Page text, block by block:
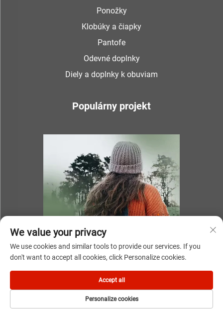
Ponožky
Klobúky a čiapky
Pantofe
Odevné doplnky
Diely a doplnky k obuviam
Populárny projekt
Autorské práva © 2025 spoločnosťou NINGBO YOUKI UNITE
IMP & EXP CO.,LTD
Zásady ochrany súkromia
We value your privacy
We use cookies and similar tools to provide our services. If you
don't want to accept all cookies, click Personalize cookies.
Personalize cookies
Accept all